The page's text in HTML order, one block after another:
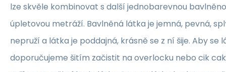
lze skvěle kombinovat s další jednobarevnou
úpletovou metráží. Bavlněná látka je jemná, pevná,
nepruží a látka je poddajná, krásně se z ní šije. Aby se
doporučujeme šitím začistit na overlocku nebo cik